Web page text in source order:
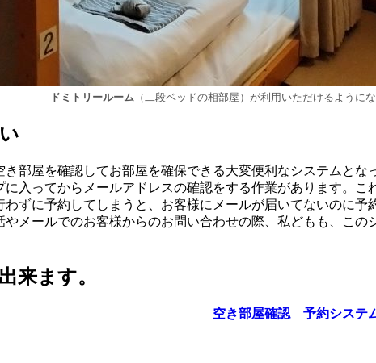
ドミトリールーム（二段ベッドの相部屋）が利用いただけるように
部屋を確認してお部屋を確保できる大変便利なシステムと
入ってからメールアドレスの確認をする作業があります。
ずに予約してしまうと、お客様にメールが届いてないのに予
メールでのお客様からのお問い合わせの際、私どもも、この
来ます。
空き部屋確認 予約システ